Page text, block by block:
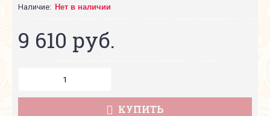
Наличие: Нет в наличии
9 610 руб.
КУПИТЬ